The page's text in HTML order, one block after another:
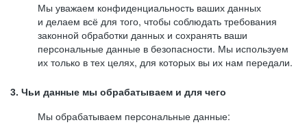
Мы уважаем конфиденциальность ваших данных
и делаем всё для того, чтобы соблюдать требования
законной обработки данных и сохранять ваши
персональные данные в безопасности. Мы используем
их только в тех целях, для которых вы их нам передали.
3. Чьи данные мы обрабатываем и для чего
Мы обрабатываем персональные данные: